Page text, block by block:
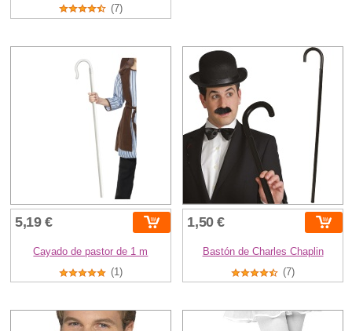
(7)
5,19 €
Cayado de pastor de 1 m
(1)
1,50 €
Bastón de Charles Chaplin
(7)